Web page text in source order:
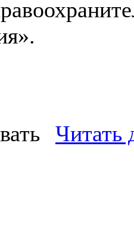
Читать